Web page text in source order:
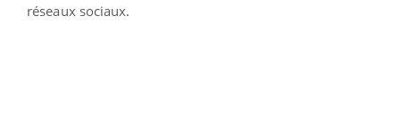
réseaux sociaux.